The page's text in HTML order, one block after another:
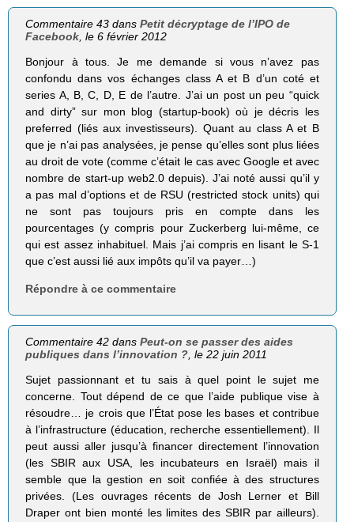
Commentaire 43 dansPetit décryptage de l’IPO de
Facebook , le 6 février 2012
Bonjour à tous. Je me demande si vous n’avez pas
confondu dans vos échanges class A et B d’un coté et
series A, B, C, D, E de l’autre. J’ai un post un peu “quick
and dirty” sur mon blog (startup-book) où je décris les
preferred (liés aux investisseurs). Quant au class A et B
que je n’ai pas analysées, je pense qu’elles sont plus liées
au droit de vote (comme c’était le cas avec Google et avec
nombre de start-up web2.0 depuis). J’ai noté aussi qu’il y
a pas mal d’options et de RSU (restricted stock units) qui
ne sont pas toujours pris en compte dans les
pourcentages (y compris pour Zuckerberg lui-même, ce
qui est assez inhabituel. Mais j’ai compris en lisant le S-1
que c’est aussi lié aux impôts qu’il va payer…)
Répondre à ce commentaire
Commentaire 42 dansPeut-on se passer des aides
publiques dans l’innovation ? , le 22 juin 2011
Sujet passionnant et tu sais à quel point le sujet me
concerne. Tout dépend de ce que l’aide publique vise à
résoudre… je crois que l’État pose les bases et contribue
à l’infrastructure (éducation, recherche essentiellement). Il
peut aussi aller jusqu’à financer directement l’innovation
(les SBIR aux USA, les incubateurs en Israël) mais il
semble que la gestion en soit confiée à des structures
privées. (Les ouvrages récents de Josh Lerner et Bill
Draper ont bien monté les limites des SBIR par ailleurs).